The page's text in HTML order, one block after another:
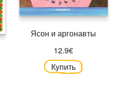
Ясон и аргонавты
12.9€
Купить